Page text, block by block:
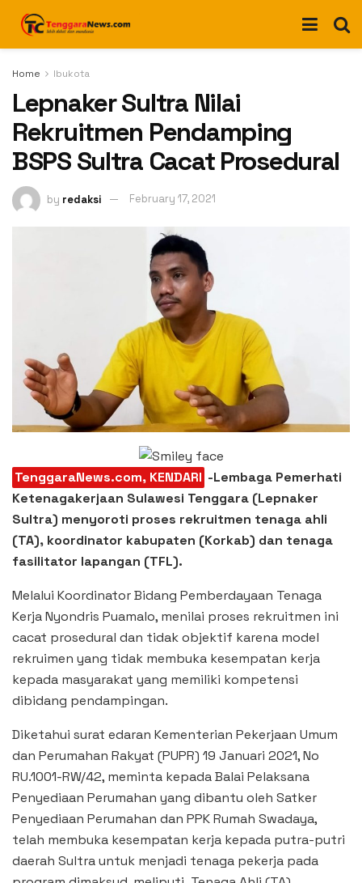
Home Ibukota
Lepnaker Sultra Nilai
Rekruitmen Pendamping
BSPS Sultra Cacat Prosedural
by redaksi February 17, 2021
TenggaraNews.com, KENDARI -Lembaga Pemerhati
Ketenagakerjaan Sulawesi Tenggara (Lepnaker
Sultra) menyoroti proses rekruitmen tenaga ahli
(TA), koordinator kabupaten (Korkab) dan tenaga
fasilitator lapangan (TFL).
Melalui Koordinator Bidang Pemberdayaan Tenaga
Kerja Nyondris Puamalo, menilai proses rekruitmen ini
cacat prosedural dan tidak objektif karena model
rekruimen yang tidak membuka kesempatan kerja
kepada masyarakat yang memiliki kompetensi
dibidang pendampingan.
Diketahui surat edaran Kementerian Pekerjaan Umum
dan Perumahan Rakyat (PUPR) 19 Januari 2021, No
RU.1001-RW/42, meminta kepada Balai Pelaksana
Penyediaan Perumahan yang dibantu oleh Satker
Penyediaan Perumahan dan PPK Rumah Swadaya,
telah membuka kesempatan kerja kepada putra-putri
daerah Sultra untuk menjadi tenaga pekerja pada